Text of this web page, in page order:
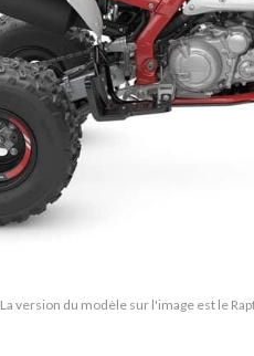
La version du modèle sur l'image est le